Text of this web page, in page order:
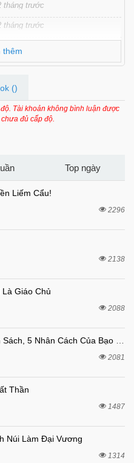
tháng trước
tháng trước
tháng trước
tháng trước
tháng trước
3 tháng trước
tháng trước
tháng trước
tháng trước
6 tháng trước
tháng trước
thêm
()
Tài khoản không bình luận được
đủ cấp độ.
Top ngày
Liếm Cẩu!
2296
2138
Là Giáo Chủ
2088
2081
Thần
1487
Núi Làm Đại Vương
1314